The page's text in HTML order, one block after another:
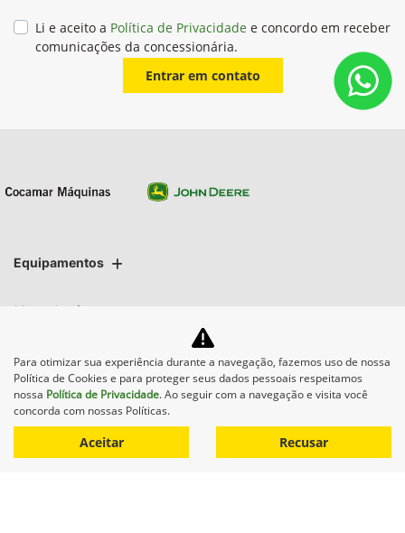
Li e aceito a Política de Privacidade e concordo em receber
comunicações da concessionária.
Entrar em contato
Equipamentos
Mapa do site
Política de privacidade
COCAMAR MAQUINAS AGRICOLAS LTDA.
Para otimizar sua experiência durante a navegação, fazemos uso de nossa
Política de Cookies e para proteger seus dados pessoais respeitamos
nossa Política de Privacidade. Ao seguir com a navegação e visita você
concorda com nossas Políticas.
Aceitar Recusar